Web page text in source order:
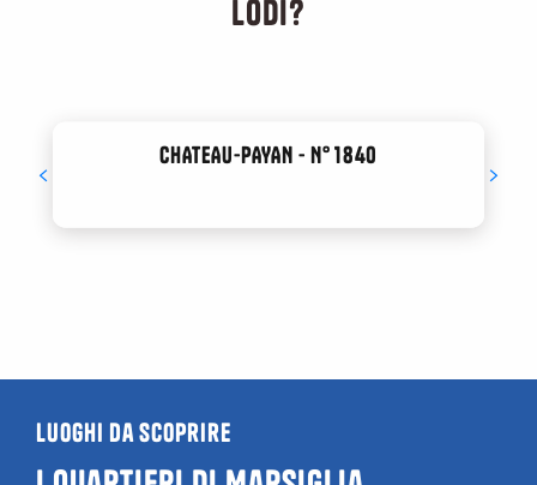
Lodi?
CHATEAU-PAYAN - N° 1840
Luoghi da scoprire